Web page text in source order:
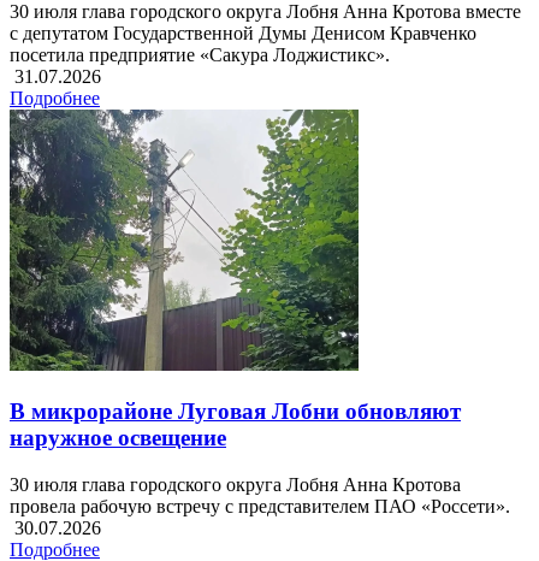
30 июля глава городского округа Лобня Анна Кротова вместе
с депутатом Государственной Думы Денисом Кравченко
посетила предприятие «Сакура Лоджистикс».
31.07.2026
Подробнее
В микрорайоне Луговая Лобни обновляют
наружное освещение
30 июля глава городского округа Лобня Анна Кротова
провела рабочую встречу с представителем ПАО «Россети».
30.07.2026
Подробнее